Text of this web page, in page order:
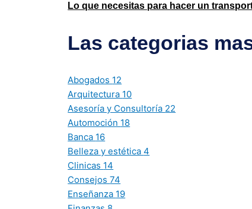
Lo que necesitas para hacer un
Las categorias
Abogados 12
Arquitectura 10
Asesoría y Consultoría 22
Automoción 18
Banca 16
Belleza y estética4
Clinicas 14
Consejos74
Enseñanza 19